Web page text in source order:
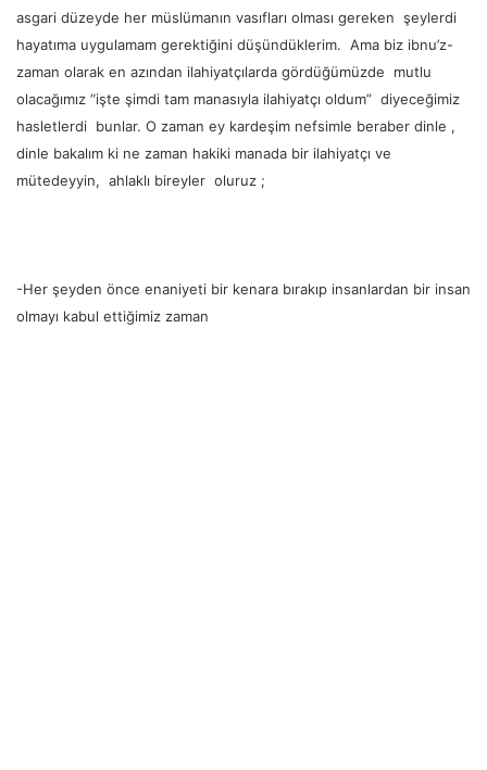
asgari düzeyde her müslümanın vasıfları olması gereken şeylerdi
hayatıma uygulamam gerektiğini düşündüklerim. Ama biz ibnu’z-
zaman olarak en azından ilahiyatçılarda gördüğümüzde mutlu
olacağımız “işte şimdi tam manasıyla ilahiyatçı oldum” diyeceğimiz
hasletlerdi bunlar. O zaman ey kardeşim nefsimle beraber dinle ,
dinle bakalım ki ne zaman hakiki manada bir ilahiyatçı ve
mütedeyyin, ahlaklı bireyler oluruz ;
-Her şeyden önce enaniyeti bir kenara bırakıp insanlardan bir insan
olmayı kabul ettiğimiz zaman